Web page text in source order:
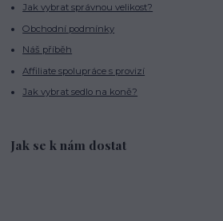
Jak vybrat správnou velikost?
Obchodní podmínky
Náš příběh
Affiliate spolupráce s provizí
Jak vybrat sedlo na koně?
Jak se k nám dostat